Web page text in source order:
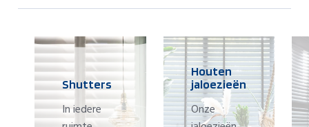
Shutters
In iedere
Houten
jaloezieën
Onze